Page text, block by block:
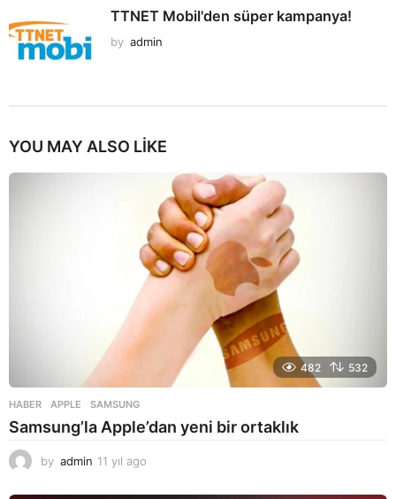
TTNET Mobil'den süper kampanya!
by admin
YOU MAY ALSO LIKE
482 532
HABER APPLE ,SAMSUNG
Samsung’la Apple’dan yeni bir ortaklık
by admin 11 yıl ago
y